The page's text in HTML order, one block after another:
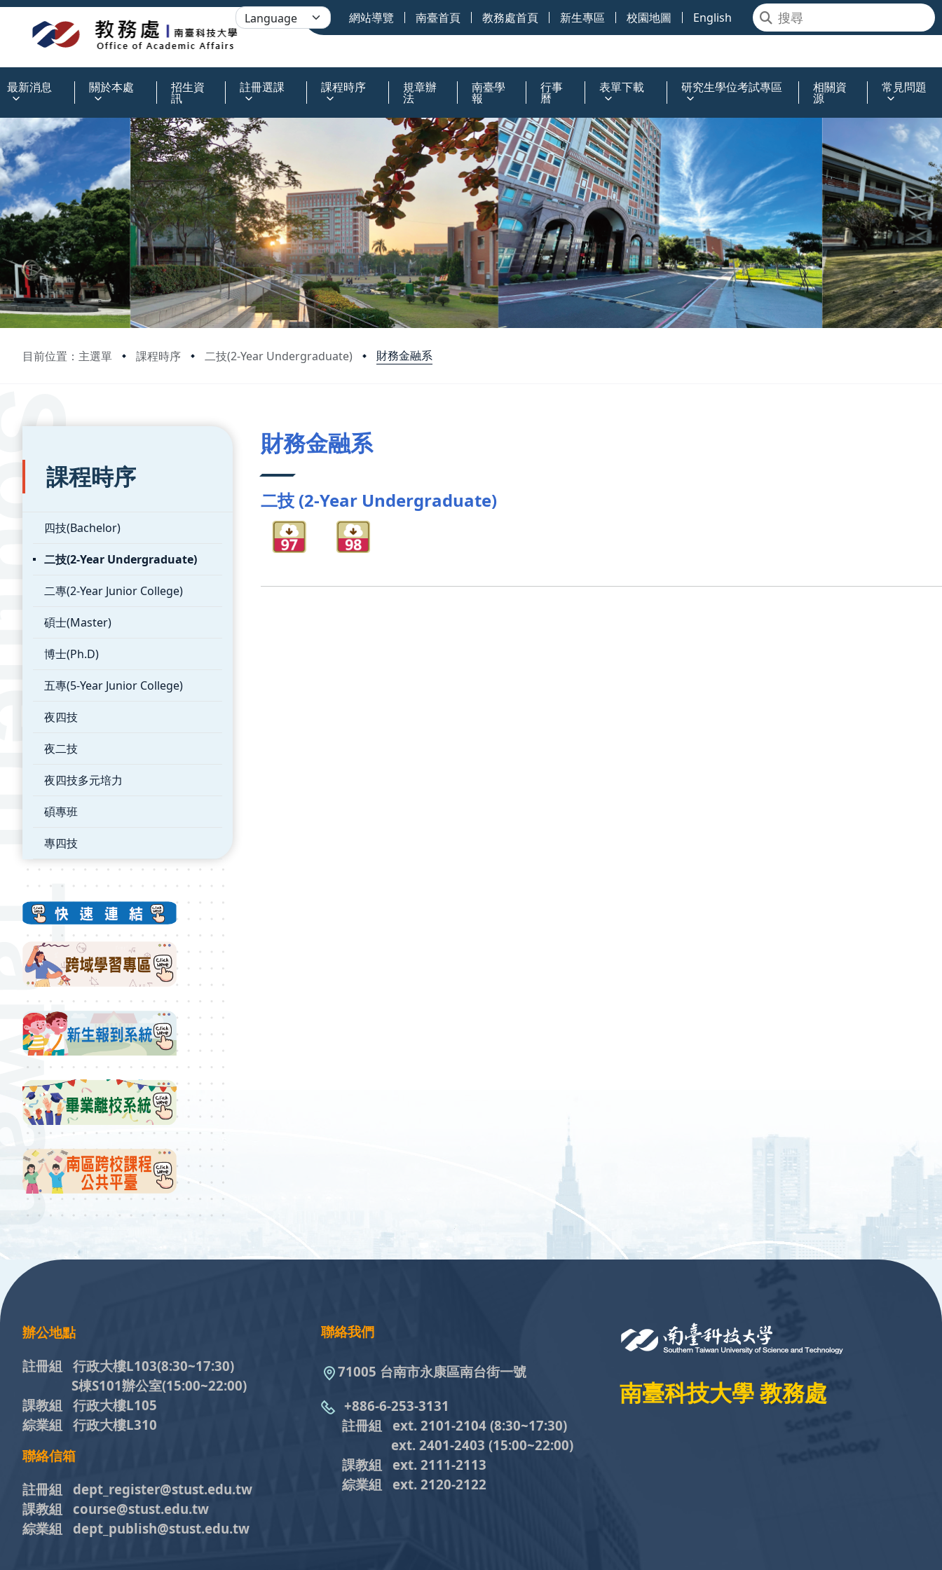
網站導覽 南臺首頁 教務處首頁 新生專區 校園地圖 English
最新消息 關於本處 招生資
訊
註冊選課 課程時序 規章辦
法
南臺學
報
行事
曆
表單下載 研究生學位考試專區 相關資
源
常見問題
目前位置：主選單 課程時序 二技(2-Year Undergraduate) 財務金融系
:::
課程時序
四技(Bachelor)
二技(2-Year Undergraduate)
二專(2-Year Junior College)
碩士(Master)
博士(Ph.D)
五專(5-Year Junior College)
夜四技
夜二技
夜四技多元培力
碩專班
專四技
財務金融系
二技 (2-Year Undergraduate)
:::
南臺科技大學 教務處
聯絡我們
71005 台南市永康區南台街一號
+886-6-253-3131
註冊組 ext. 2101-2104 (8:30~17:30)
ext. 2401-2403 (15:00~22:00)
課教組 ext. 2111-2113
綜業組
ext. 2120-2122
辦公地點
註冊組 行政大樓L103(8:30~17:30)
S棟S101辦公室(15:00~22:00)
課教組 行政大樓L105
綜業組 行政大樓L310
聯絡信箱
註冊組 dept_register@stust.edu.tw
課教組 course@stust.edu.tw
綜業組 dept_publish@stust.edu.tw